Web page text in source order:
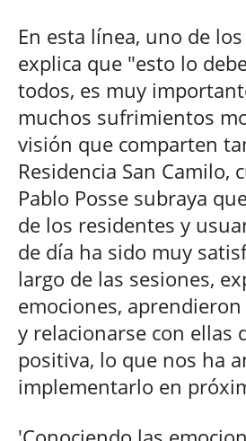
En esta línea, uno de
explica que "esto lo
todos, es muy
muchos sufrimientos
visión que comparten
Residencia San Camilo,
Pablo Posse subraya
de los residentes y
de día ha sido muy
largo de las sesiones,
emociones,
y relacionarse con ellas
positiva, lo que nos ha
implementarlo en